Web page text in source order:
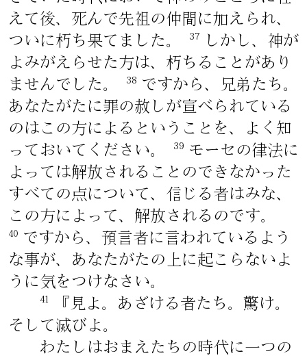
えて後、死んで先祖の仲間に加えられ、
ついに朽ち果てました。
37
しかし、神が
よみがえらせた方は、朽ちることがあり
ませんでした。
38
ですから、兄弟たち。
あなたがたに罪の赦しが宣べられている
のはこの方によるということを、よく知
っておいてください。
39
モーセの律法に
よっては解放されることのできなかった
すべての点について、信じる者はみな、
この方によって、解放されるのです。
40
ですから、預言者に言われているよう
な事が、あなたがたの上に起こらないよ
うに気をつけなさい。
41
『見よ。あざける者たち。驚け。
そして滅びよ。
わたしはおまえたちの時代に一つの